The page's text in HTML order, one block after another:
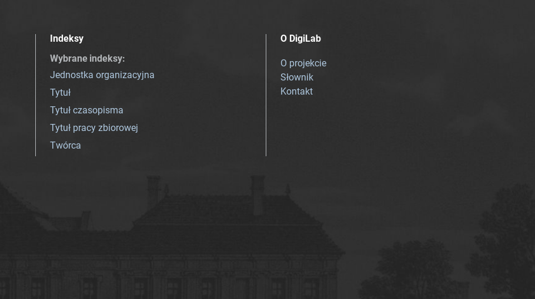
Indeksy
Wybrane indeksy:
Jednostka organizacyjna
Tytuł
Tytuł czasopisma
Tytuł pracy zbiorowej
Twórca
O DigiLab
O projekcie
Słownik
Kontakt